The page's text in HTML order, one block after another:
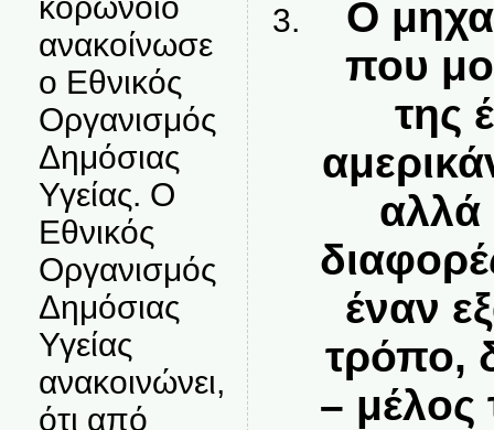
ανακοίνωσε
ο Εθνικός
Οργανισμός
Δημόσιας
Υγείας. Ο
Εθνικός
Οργανισμός
Δημόσιας
Υγείας
ανακοινώνει,
ότι από
Ο
που
της
αλλά
έναν
τρόπο,
– μέλος